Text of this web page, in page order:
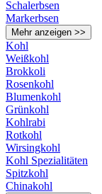
Schalerbsen
Markerbsen
Mehr anzeigen >>
Kohl
Weißkohl
Brokkoli
Rosenkohl
Blumenkohl
Grünkohl
Kohlrabi
Rotkohl
Wirsingkohl
Kohl Spezialitäten
Spitzkohl
Chinakohl